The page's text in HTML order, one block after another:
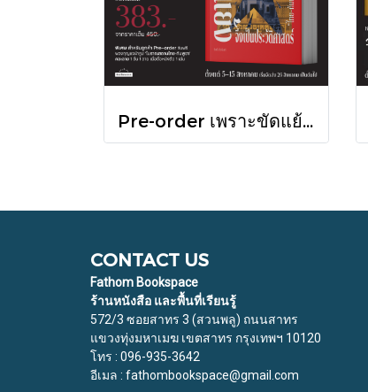
Pre-order เพราะขัดแย้งจึงเป็นประวัติศาสตร์ "ไทย-กัมพูชา" กับความสัมพันธ์หวานปนขม / มติชน
CONTACT US
Fathom Bookspace
ร้านหนังสือ และพื้นที่เรียนรู้
572/3 ซอยสาทร 3 (สวนพลู) ถนนสาทร
แขวงทุ่งมหาเมฆ เขตสาทร กรุงเทพฯ 10120
โทร : 096-935-3642
อีเมล : fathombookspace@gmail.com